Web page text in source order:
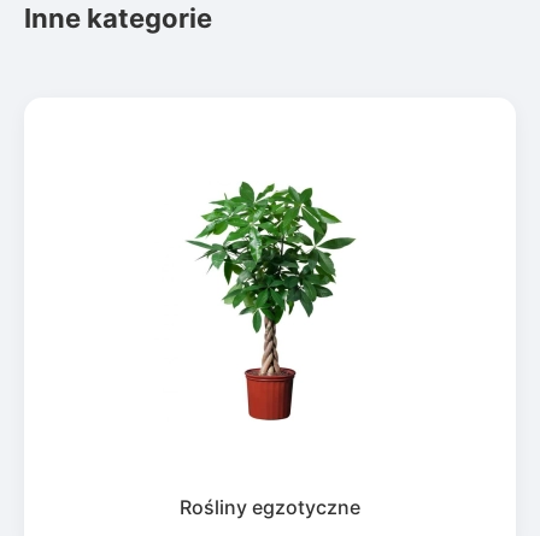
Inne kategorie
Rośliny egzotyczne